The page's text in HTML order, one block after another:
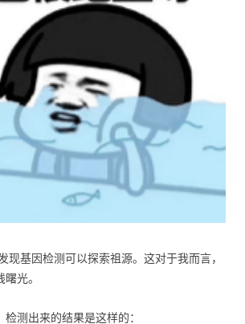
现基因检测可以探索祖源。这对于我而言，
光。
测出来的结果是这样的：